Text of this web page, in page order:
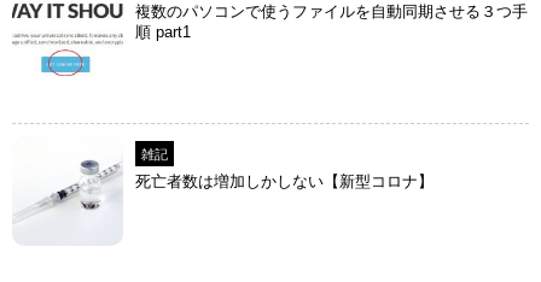
複数のパソコンで使うファイルを自動同期させる３つ手
順 part1
雑記
死亡者数は増加しかしない【新型コロナ】